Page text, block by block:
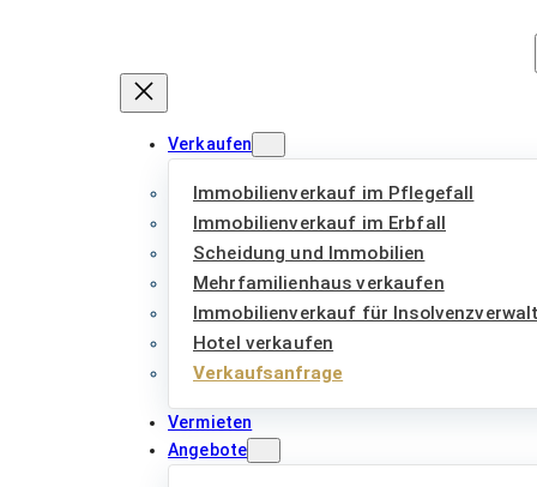
Verkaufen
Immobilienverkauf im Pflegefall
Immobilienverkauf im Erbfall
Scheidung und Immobilien
Mehrfamilienhaus verkaufen
Immobilienverkauf für
Hotel verkaufen
Verkaufsanfrage
Vermieten
Angebote